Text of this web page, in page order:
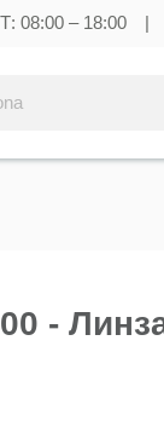
08:00 – 18:00 |
-